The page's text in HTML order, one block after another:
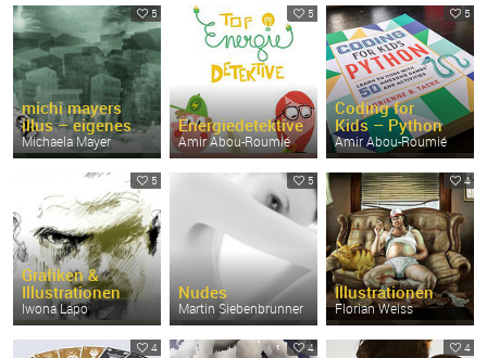
5
michi mayers
illus – eigenes
Michaela Mayer
5
Energiedetektive
Amir Abou-Roumié
5
Coding for
Kids – Python
Amir Abou-Roumié
5
Grafiken &
Illustrationen
Iwona Lapo
5
Nudes
Martin Siebenbrunner
4
Illustrationen
Florian Weiss
4 4 4